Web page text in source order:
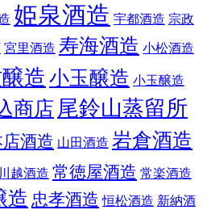
姫泉酒造 宇都酒造 宗政
宮里酒造 寿海酒造 小松酒造
造 小玉醸造 小玉醸造
商店 尾鈴山蒸留所
酒造 山田酒造 岩倉酒造
川越酒造 常徳屋酒造 常楽酒造
造 忠孝酒造 恒松酒造 新納酒